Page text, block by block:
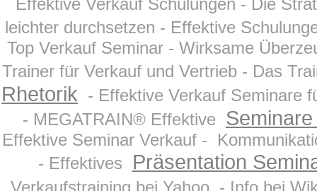
Effektive Verkauf Schulungen - Die
leichter durchsetzen - Effektive
Top Verkauf Seminar - Wirksame
Trainer für Verkauf und Vertrieb - Das
Rhetorik - Effektive Verkauf Seminare
- MEGATRAIN® Effektive
Effektive Seminar Verkauf -
- Effektives Präsentation
Verkaufstraining bei Yahoo - Info bei